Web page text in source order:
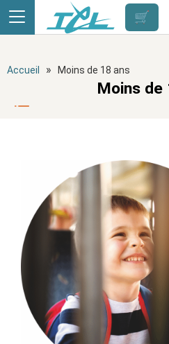
Accueil » Moins de 18 ans
Moins de
Panneau de gestion des cookies